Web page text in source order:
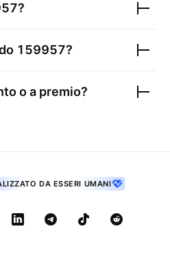
?
159957?
o a premio?
DA ESSERI UMANI